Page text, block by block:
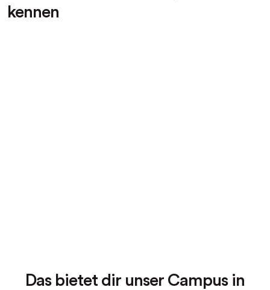
kennen
Das bietet dir unser Campus in